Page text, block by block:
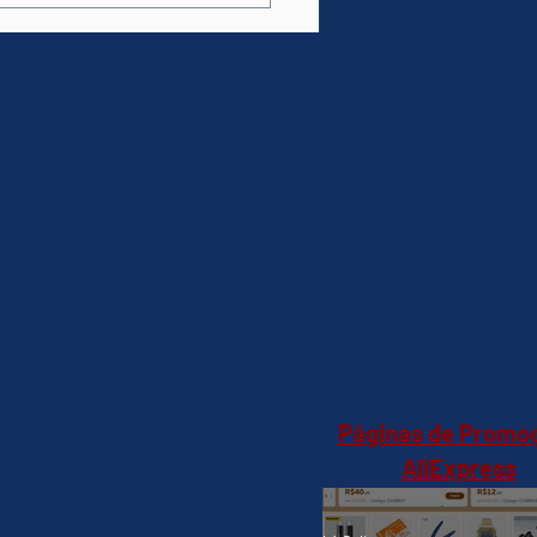
Páginas de
AliExpress